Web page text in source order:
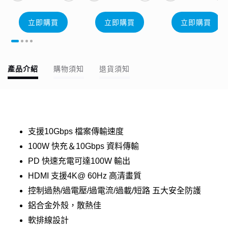
立即購買 立即購買 立即購買
產品介紹 購物須知 退貨須知
支援10Gbps 檔案傳輸速度
100W 快充＆10Gbps 資料傳輸
PD 快速充電可達100W 輸出
HDMI 支援4K@ 60Hz 高清畫質
控制過熱/過電壓/過電流/過載/短路 五大安全防護
鋁合金外殼，散熱佳
軟排線設計